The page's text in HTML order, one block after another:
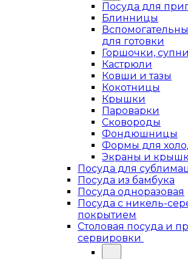
Посуда для
Блинницы
для готовки
Горшочки,
Кастрюли
Ковши и тазы
Кокотницы
Крышки
Пароварки
Сковороды
Фондюшницы
Формы для
Экраны и
Посуда для
Посуда из бамбука
Посуда одноразовая
Посуда с никель-
покрытием
Столовая посуда и
сервировки